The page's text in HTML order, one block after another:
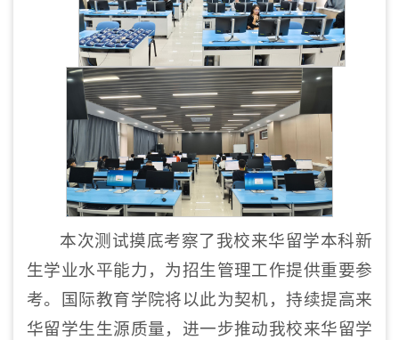
本次测试摸底考察了我校来华留学本科新
生学业水平能力，为招生管理工作提供重要参
考。国际教育学院将以此为契机，持续提高来
华留学生生源质量，进一步推动我校来华留学